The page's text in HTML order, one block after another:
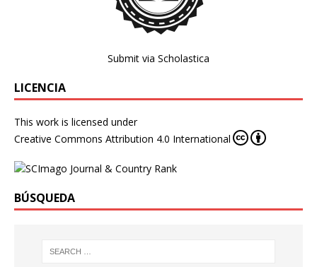
Submit via Scholastica
LICENCIA
This work is licensed under
Creative Commons Attribution 4.0 International
BÚSQUEDA